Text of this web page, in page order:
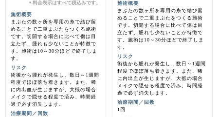
＊料金表示はすべて税込みです。
施術概要
まぶたの数ヶ所を専用の糸で結び留
めることで二重まぶたをつくる施術
です。切開する場合に比べて傷は目
立たず、腫れも少ないことが特徴で
す。施術は10～30分ほどで終了しま
す。
リスク
術後から腫れが発生し、数日～1週間
程度でほぼ落ち着きます。また、稀
に内出血が生じますが、大抵の場合
メイクで隠せる程度で済み、時間経
過で必ず消失します。
治療期間／回数
施術概要
まぶたの数ヶ所を専用の糸で結び留
めることで二重まぶたをつくる施術
です。切開する場合に比べて傷は目
立たず、腫れも少ないことが特徴で
す。施術は10～30分ほどで終了しま
す。
リスク
術後から腫れが発生し、数日～1週間
程度でほぼ落ち着きます。また、稀
に内出血が生じますが、大抵の場合
メイクで隠せる程度で済み、時間経
過で必ず消失します。
治療期間／回数
1回